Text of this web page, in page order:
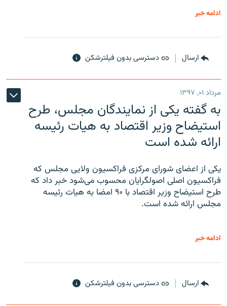
ادامه خبر
ارسال دسترسی بدون فیلترشکن
مرداد ۰۱, ۱۳۹۷
به گفته یکی از نمایندگان مجلس، طرح
استیضاح وزیر اقتصاد به هیات رئیسه
ارائه شده است
یکی از اعضای شورای مرکزی فراکسیون ولایی مجلس که
فراکسیون اصلی اصولگرایان محسوب می‌شود خبر داد که
طرح استیضاح وزیر اقتصاد با ۹۰ امضا به هیات رئیسه
مجلس ارائه شده است.
ادامه خبر
ارسال دسترسی بدون فیلترشکن